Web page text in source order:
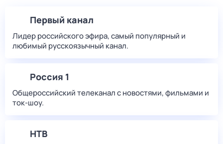
Первый канал
Лидер российского эфира, самый популярный и
любимый русскоязычный канал.
Россия 1
Общероссийский телеканал с новостями, фильмами и
ток-шоу.
НТВ